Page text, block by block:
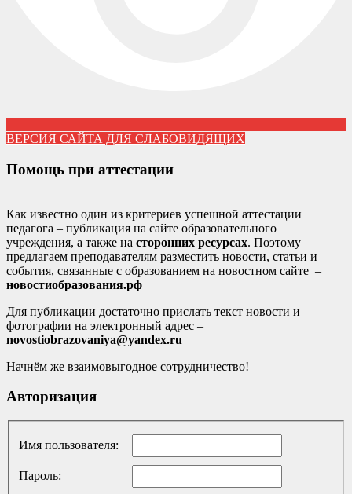
ВЕРСИЯ САЙТА ДЛЯ СЛАБОВИДЯЩИХ
Помощь при аттестации
Как известно один из критериев успешной аттестации
педагога – публикация на сайте образовательного
учреждения, а также на сторонних ресурсах. Поэтому
предлагаем преподавателям разместить новости, статьи и
события, связанные с образованием на новостном сайте –
новостиобразования.рф
Для публикации достаточно прислать текст новости и
фотографии на электронный адрес –
novostiobrazovaniya@yandex.ru
Начнём же взаимовыгодное сотрудничество!
Авторизация
Имя пользователя:
Пароль: